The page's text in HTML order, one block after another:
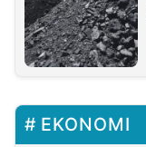
EKONOMI